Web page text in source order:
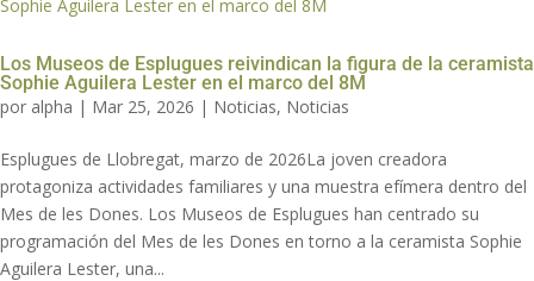
Los Museos de Esplugues reivindican la figura de la ceramista
Sophie Aguilera Lester en el marco del 8M
por alpha | Mar 25, 2026 | Noticias, Noticias
Esplugues de Llobregat, marzo de 2026La joven creadora
protagoniza actividades familiares y una muestra efímera dentro del
Mes de les Dones. Los Museos de Esplugues han centrado su
programación del Mes de les Dones en torno a la ceramista Sophie
Aguilera Lester, una...